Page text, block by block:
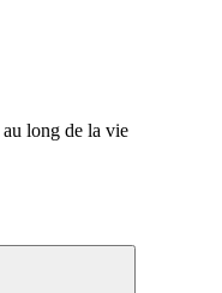
long de la vie